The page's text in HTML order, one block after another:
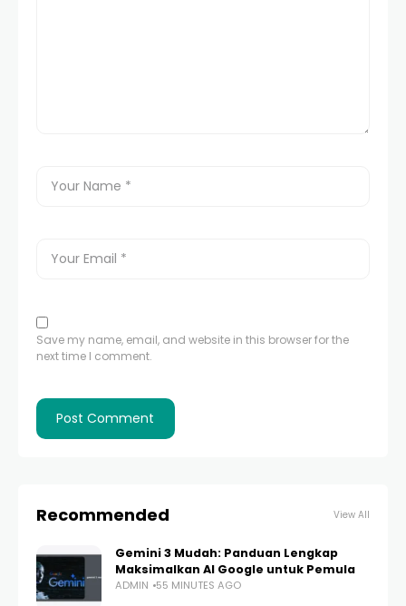
Save my name, email, and website in this browser for the
next time I comment.
Recommended View All
Gemini 3 Mudah: Panduan Lengkap
Maksimalkan AI Google untuk Pemula
ADMIN 55 MINUTES AGO